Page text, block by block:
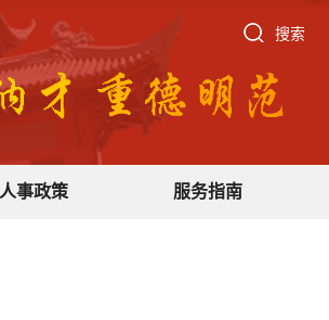
搜索
人事政策 服务指南